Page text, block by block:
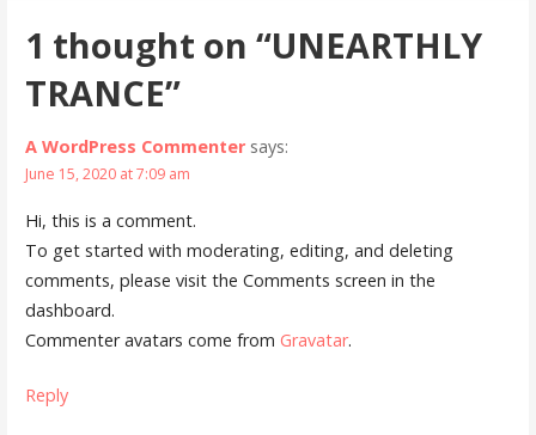
1 thought on “UNEARTHLY
TRANCE”
A WordPress Commenter says:
June 15, 2020 at 7:09 am
Hi, this is a comment.
To get started with moderating, editing, and deleting
comments, please visit the Comments screen in the
dashboard.
Commenter avatars come from Gravatar.
Reply